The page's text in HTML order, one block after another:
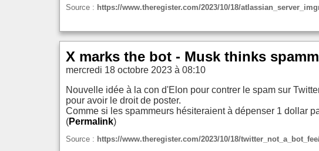
Source : https://www.theregister.com/2023/10/18/
X marks the bot - Musk thinks
mercredi 18 octobre 2023 à 08:10
Nouvelle idée à la con d'Elon pour contrer le spam sur
pour avoir le droit de poster.
Comme si les spammeurs hésiteraient à dépenser 1 dollar
(Permalink)
Source : https://www.theregister.com/2023/10/18/